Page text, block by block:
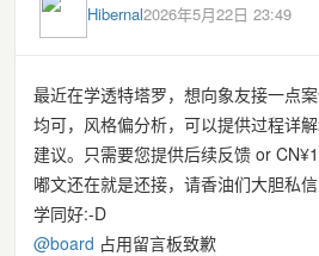
Hibernal2026年5月22日 23:49
最近在学透特塔罗，想向象友接一点
均可，风格偏分析，可以提供过程详
建议。只需要您提供后续反馈 or CN¥1
嘟文还在就是还接，请香油们大胆私
学同好:⁠-⁠D
@board 占用留言板致歉